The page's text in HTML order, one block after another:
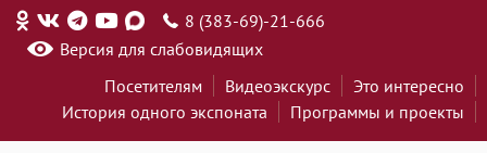
8 (383-69)-21-666
Версия для слабовидящих
Посетителям
Видеоэкскурс
Это интересно
История одного экспоната
Программы и проекты